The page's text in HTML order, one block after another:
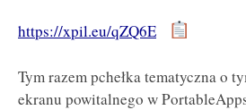
https://xpil.eu/qZQ6E
Tym razem pchełka tematyczna o
ekranu powitalnego w